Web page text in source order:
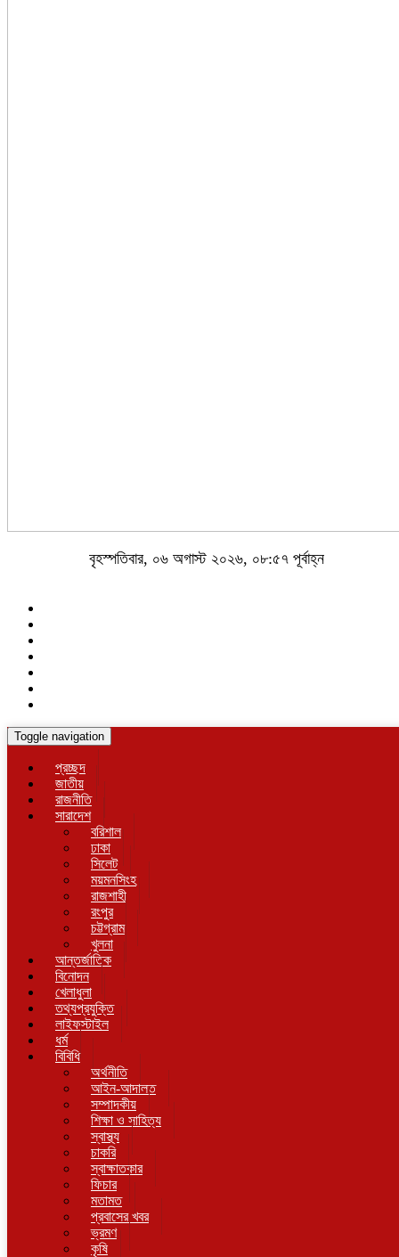
বৃহস্পতিবার, ০৬ অগাস্ট ২০২৬, ০৮:৫৭ পূর্বাহ্ন
Toggle navigation
প্রচ্ছদ
জাতীয়
রাজনীতি
সারাদেশ
বরিশাল
ঢাকা
সিলেট
ময়মনসিংহ
রাজশাহী
রংপুর
চট্টগ্রাম
খুলনা
আন্তর্জাতিক
বিনোদন
খেলাধুলা
তথ্যপ্রযুক্তি
লাইফস্টাইল
ধর্ম
বিবিধি
অর্থনীতি
আইন-আদালত
সম্পাদকীয়
শিক্ষা ও সাহিত্য
স্বাস্থ্য
চাকরি
স্বাক্ষাতকার
ফিচার
মতামত
প্রবাসের খবর
ভ্রমণ
কৃষি